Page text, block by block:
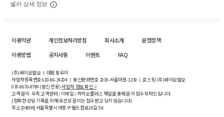
셀러 상세 정보
이용약관 개인정보처리방침 회사소개
운영정책
이용방법
공지사항 이벤트 FAQ
(주)와이오엘오 ㅣ 대표 황유미
사업자등록번호610-86-34204ㅣ 통신판매번호 2019-서울마포-1239 ㅣ 호스팅 (주)와이오엘오
070-8676-8799 (발신 전용)사업자 정보 확인 >
고객 문의: 우측 고객센터 / 이메일 / 카카오플러스 채널을 통해 문의 접수 부탁드립니다.
(정확한 상담 기록을 위해 유선상 문의는 접수받고 있지 않습니다)
주소 [04004] 서울특별시 마포구 월드컵로10길5-6